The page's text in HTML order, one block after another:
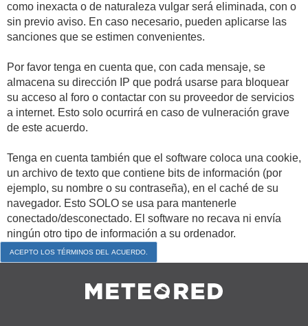
como inexacta o de naturaleza vulgar será eliminada, con o
sin previo aviso. En caso necesario, pueden aplicarse las
sanciones que se estimen convenientes.
Por favor tenga en cuenta que, con cada mensaje, se
almacena su dirección IP que podrá usarse para bloquear
su acceso al foro o contactar con su proveedor de servicios
a internet. Esto solo ocurrirá en caso de vulneración grave
de este acuerdo.
Tenga en cuenta también que el software coloca una cookie,
un archivo de texto que contiene bits de información (por
ejemplo, su nombre o su contraseña), en el caché de su
navegador. Esto SOLO se usa para mantenerle
conectado/desconectado. El software no recava ni envía
ningún otro tipo de información a su ordenador.